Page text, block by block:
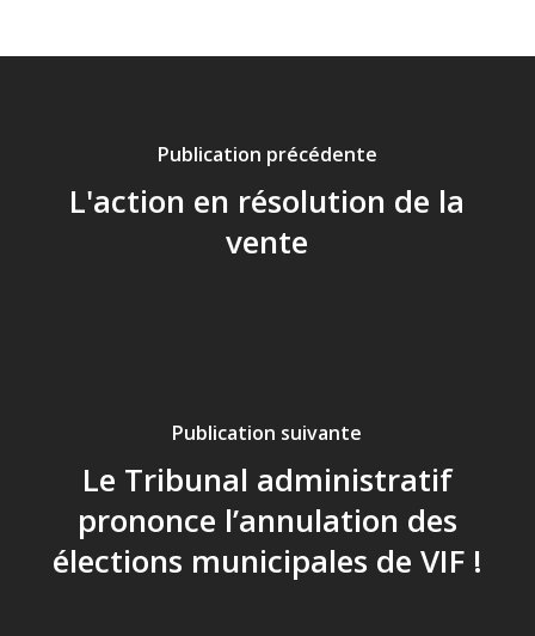
Publication précédente
L'action en résolution de la
vente
Publication suivante
Le Tribunal administratif
prononce l’annulation des
élections municipales de VIF !